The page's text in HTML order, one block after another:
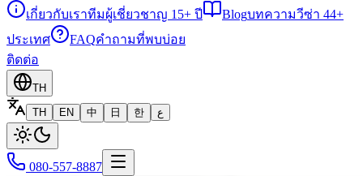
เกี่ยวกับเราทีมผู้เชี่ยวชาญ 15+ ปี Blogบทความวีซ่า 44+
ประเทศ
FAQคำถามที่พบบ่อย
ติดต่อ
TH
TH
EN 中 日 한 ع
080-557-8887